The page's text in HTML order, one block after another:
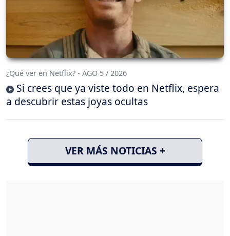
¿Qué ver en Netflix? - AGO 5 / 2026
Si crees que ya viste todo en Netflix, espera
a descubrir estas joyas ocultas
VER MÁS NOTICIAS +